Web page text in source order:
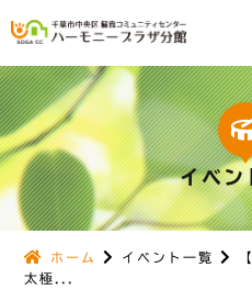
イベン
ホーム イベント一覧
太極...